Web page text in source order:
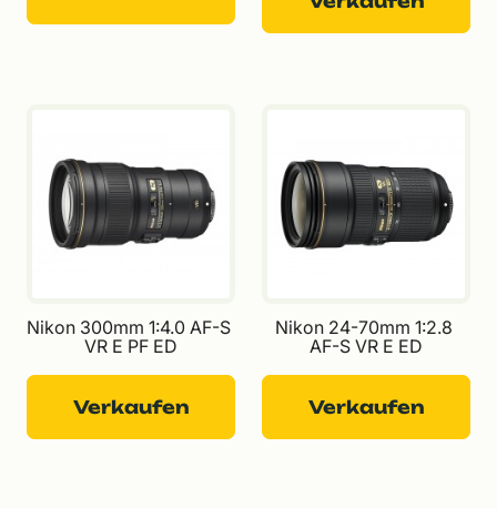
Nikon 300mm 1:4.0 AF-S
VR E PF ED
Verkaufen
Nikon 24-70mm 1:2.8
AF-S VR E ED
Verkaufen